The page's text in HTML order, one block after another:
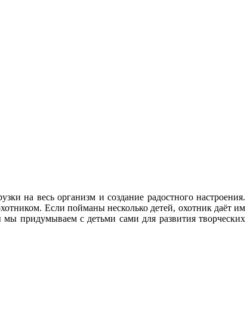
на весь организм и создание радостного настроения.
Если пойманы несколько детей, охотник даёт им
придумываем с детьми сами для развития творческих